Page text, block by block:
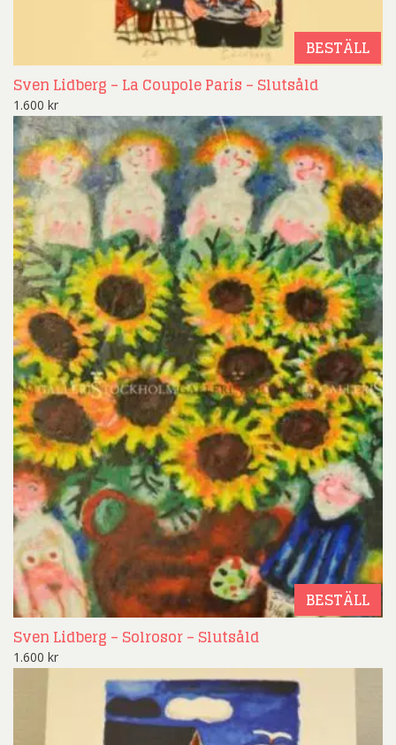
BESTÄLL
Sven Lidberg – La Coupole Paris – Slutsåld
1.600 kr
BESTÄLL
Sven Lidberg – Solrosor – Slutsåld
1.600 kr